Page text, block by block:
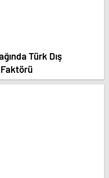
Türk Dış